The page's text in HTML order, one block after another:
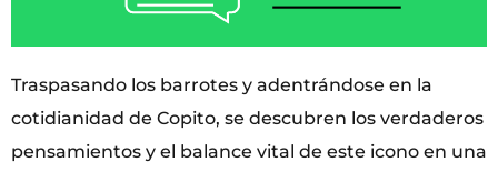
Traspasando los barrotes y adentrándose en la
cotidianidad de Copito, se descubren los verdaderos
pensamientos y el balance vital de este icono en una